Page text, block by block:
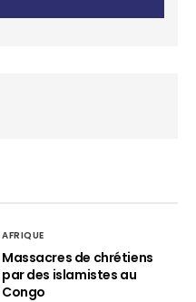
AFRIQUE
Massacres de chrétiens
par des islamistes au
Congo